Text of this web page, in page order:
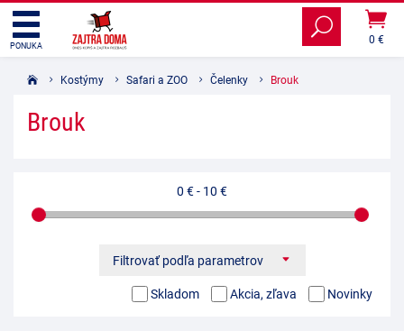
0 €
PONUKA
Kostýmy Safari a ZOO Čelenky Brouk
Brouk
0 €- 10 €
Filtrovať podľa parametrov
Skladom
Akcia, zľava Novinky